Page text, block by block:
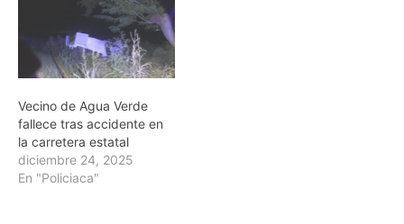
Vecino de Agua Verde
fallece tras accidente en
la carretera estatal
diciembre 24, 2025
En "Policiaca"